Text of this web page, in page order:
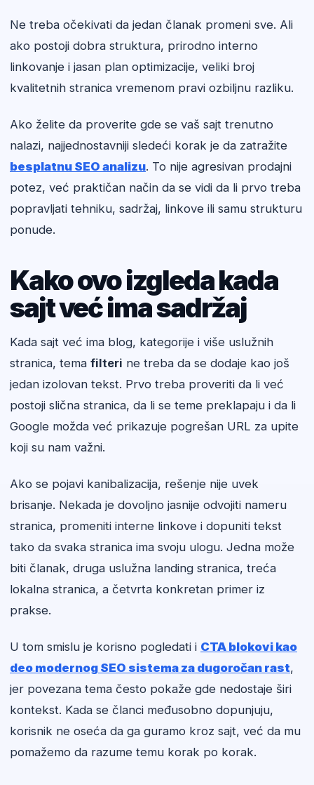
Ne treba očekivati da jedan članak promeni sve. Ali
ako postoji dobra struktura, prirodno interno
linkovanje i jasan plan optimizacije, veliki broj
kvalitetnih stranica vremenom pravi ozbiljnu razliku.
Ako želite da proverite gde se vaš sajt trenutno
nalazi, najjednostavniji sledeći korak je da zatražite
besplatnu SEO analizu. To nije agresivan prodajni
potez, već praktičan način da se vidi da li prvo treba
popravljati tehniku, sadržaj, linkove ili samu strukturu
ponude.
Kako ovo izgleda kada
sajt već ima sadržaj
Kada sajt već ima blog, kategorije i više uslužnih
stranica, tema filteri ne treba da se dodaje kao još
jedan izolovan tekst. Prvo treba proveriti da li već
postoji slična stranica, da li se teme preklapaju i da li
Google možda već prikazuje pogrešan URL za upite
koji su nam važni.
Ako se pojavi kanibalizacija, rešenje nije uvek
brisanje. Nekada je dovoljno jasnije odvojiti nameru
stranica, promeniti interne linkove i dopuniti tekst
tako da svaka stranica ima svoju ulogu. Jedna može
biti članak, druga uslužna landing stranica, treća
lokalna stranica, a četvrta konkretan primer iz
prakse.
U tom smislu je korisno pogledati i CTA blokovi kao
deo modernog SEO sistema za dugoročan rast,
jer povezana tema često pokaže gde nedostaje širi
kontekst. Kada se članci međusobno dopunjuju,
korisnik ne oseća da ga guramo kroz sajt, već da mu
pomažemo da razume temu korak po korak.